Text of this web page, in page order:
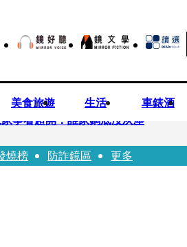
美食旅遊 生活 車錶酒
事看超開：誰家鍋底沒灰塵
變成五五波
燒榜 防詐鏡區 更多